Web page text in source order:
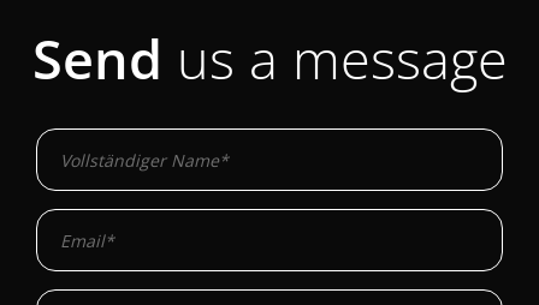
Send us a message